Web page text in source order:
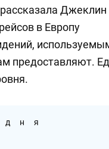
Джеклин
в Европу
предоставляют.